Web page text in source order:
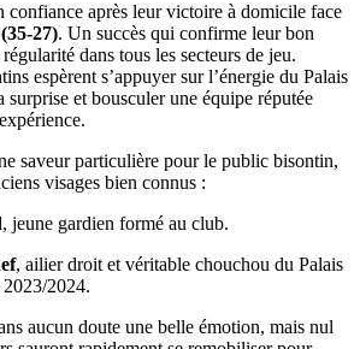
confiance après leur victoire à domicile face
27). Un succès qui confirme leur bon
dans tous les secteurs de jeu.
espèrent s’appuyer sur l’énergie du Palais
surprise et bousculer une équipe réputée
saveur particulière pour le public bisontin,
visages bien connus :
, jeune gardien formé au club.
, ailier droit et véritable chouchou du Palais
2024.
aucun doute une belle émotion, mais nul